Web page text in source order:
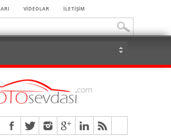
VİDEOLAR İLETİŞİM